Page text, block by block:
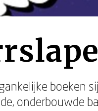
boeken
onderbouwde